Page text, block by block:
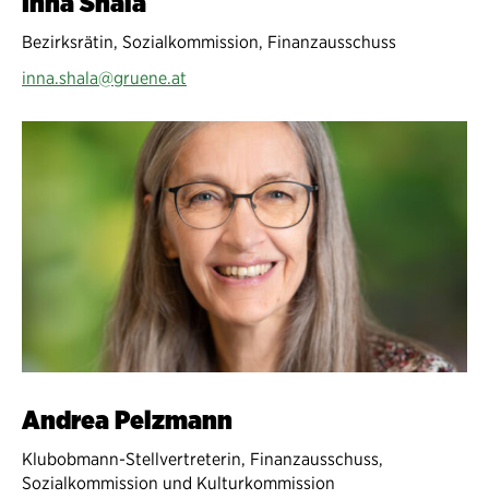
Bezirksrätin, Sozialkommission, Finanzausschuss
inna.shala@gruene.at
Andrea Pelzmann
Klubobmann-Stellvertreterin, Finanzausschuss,
Sozialkommission und Kulturkommission